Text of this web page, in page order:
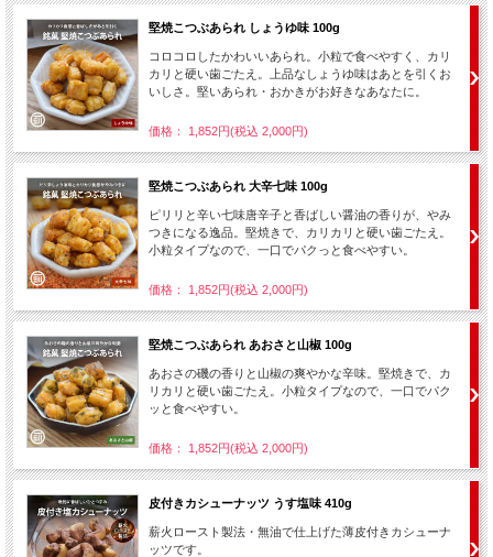
堅焼こつぶあられ しょうゆ味 100g
コロコロしたかわいいあられ。小粒で食べやすく、カリ
カリと硬い歯ごたえ。上品なしょうゆ味はあとを引くお
いしさ。堅いあられ・おかきがお好きなあなたに。
価格： 1,852円(税込 2,000円)
堅焼こつぶあられ 大辛七味 100g
ピリリと辛い七味唐辛子と香ばしい醤油の香りが、やみ
つきになる逸品。堅焼きで、カリカリと硬い歯ごたえ。
小粒タイプなので、一口でパクっと食べやすい。
価格： 1,852円(税込 2,000円)
堅焼こつぶあられ あおさと山椒 100g
あおさの磯の香りと山椒の爽やかな辛味。堅焼きで、カ
リカリと硬い歯ごたえ。小粒タイプなので、一口でパク
ッと食べやすい。
価格： 1,852円(税込 2,000円)
皮付きカシューナッツ うす塩味 410g
薪火ロースト製法・無油で仕上げた薄皮付きカシューナ
ッツです。